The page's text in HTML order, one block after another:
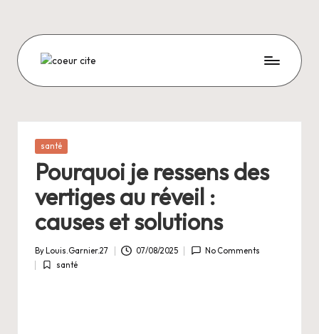
content
C
E
U
R
C
I
T
E
Posted
santé
Pourquoi je ressens des
vertiges au réveil :
causes et solutions
Posted
by
By Louis.Garnier.27 07/08/2025 No Comments
Posted
santé